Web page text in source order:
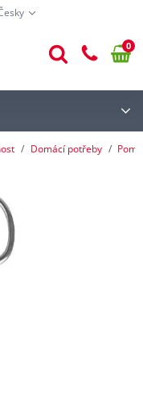
0
Domácí potřeby